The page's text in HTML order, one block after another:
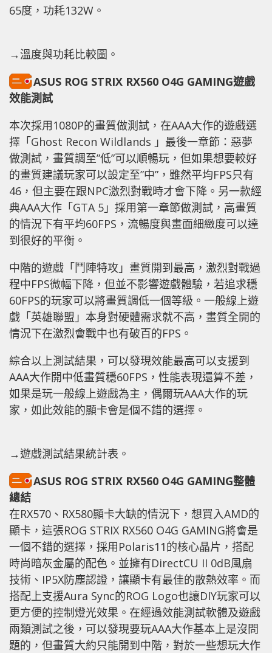
65度，功耗132W。
→溫度與功耗比較圖。
ASUS ROG STRIX RX560 O4G GAMING遊戲
效能測試
本次採用1080P的畫質做測試，在AAA大作的遊戲選
擇「Ghost Recon Wildlands 」最後一章節：惡夢
做測試，畫質調至”低”可以順暢玩，但如果想要較好
的畫質建議玩家可以設定至”中”，雖然平均FPS只有
46，但主要在跟NPC激烈對戰時才會下降。另一款經
典AAA大作「GTA 5」採用第一章節做測試，高畫質
的情況下有平均60FPS，流暢度與畫面細緻度可以達
到很好的平衡。
中階的遊戲「鬥陣特攻」畫質開到最高，激烈對戰過
程中FPS微幅下降，但並不影響遊戲體驗，若追求穩
60FPS的玩家可以將畫質調低一個等級。一般線上遊
戲「英雄聯盟」本身對硬體需求就不高，畫質全開的
情況下在激烈會戰中也有破百的FPS。
綜合以上測試結果，可以發現效能最高可以支援到
AAA大作開中低畫質穩60FPS，性能表現還算不差，
如果是玩一般線上遊戲為主，偶爾玩AAA大作的玩
家，如此效能的顯卡會是個不錯的選擇。
→遊戲測試結果統計表。
ASUS ROG STRIX RX560 O4G GAMING整體
總結
在RX570、RX580顯卡大缺的情況下，想買入AMD的
顯卡，這張ROG STRIX RX560 O4G GAMING將會是
一個不錯的選擇，採用Polaris11的核心晶片，搭配
時尚暗灰金屬的配色。並擁有DirectCU II 0dB風扇
技術、IP5X防塵認證，讓顯卡有最佳的散熱效率。而
搭配上支援Aura Sync的ROG Logo也讓DIY玩家可以
更方便的控制燈光效果。在經過效能測試軟體及遊戲
兩類測試之後，可以發現要玩AAA大作基本上是沒問
題的，但畫質大約只能開到中階，對於一些想玩大作